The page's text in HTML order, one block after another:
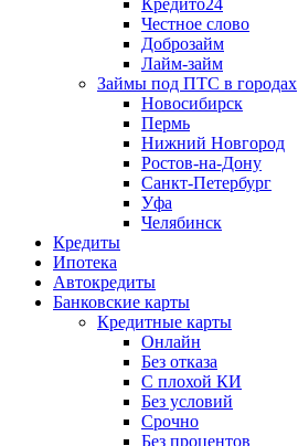
Кредито24
Честное слово
Доброзайм
Лайм-займ
Займы под ПТС в городах
Новосибирск
Пермь
Нижний Новгород
Ростов-на-Дону
Санкт-Петербург
Уфа
Челябинск
Кредиты
Ипотека
Автокредиты
Банковские карты
Кредитные карты
Онлайн
Без отказа
С плохой КИ
Без условий
Срочно
Без процентов